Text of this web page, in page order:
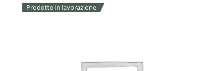
Prodotto in lavorazione